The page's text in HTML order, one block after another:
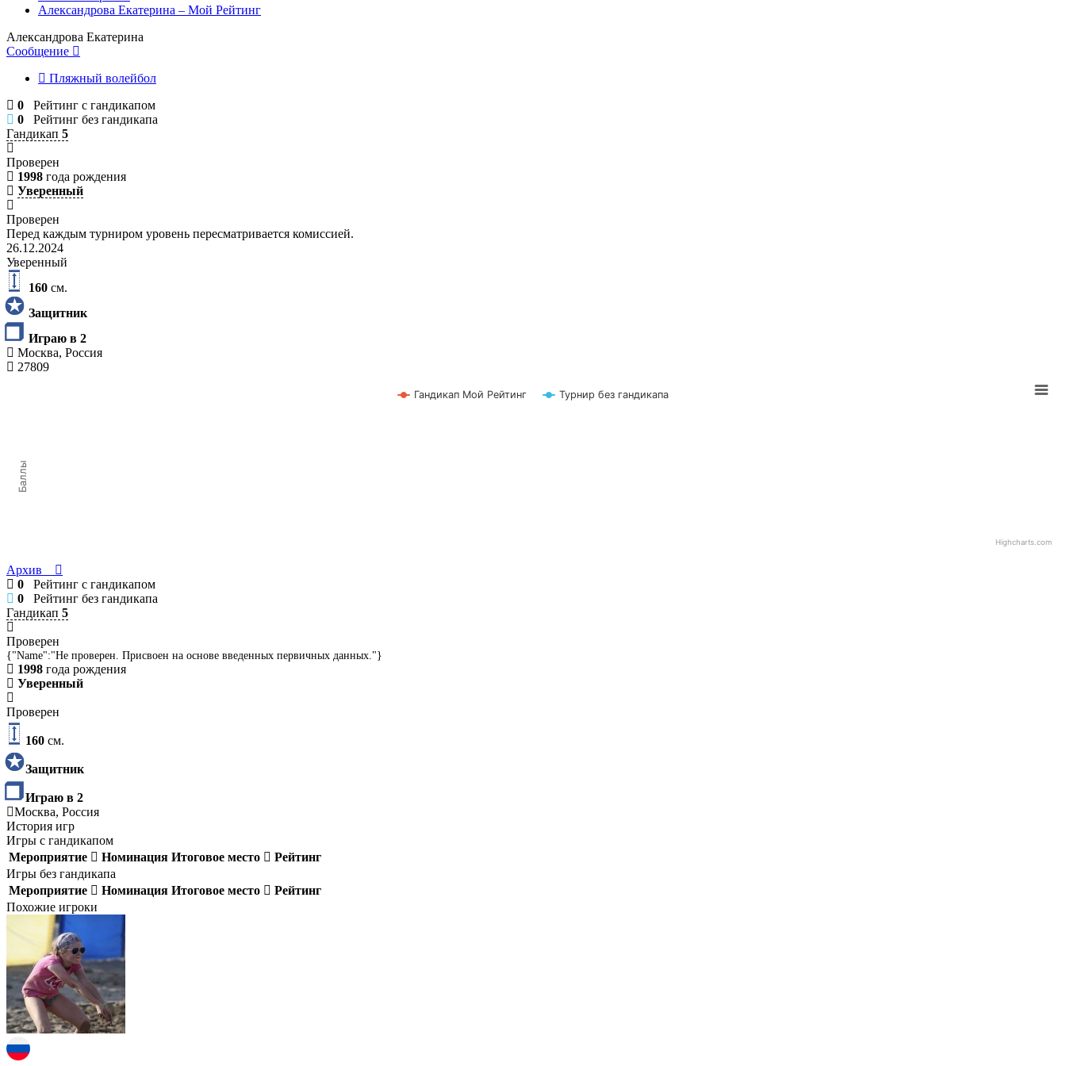
Александрова Екатерина – Мой Рейтинг
Александрова Екатерина
Сообщение
Пляжный волейбол
0 Рейтинг с гандикапом
0 Рейтинг без гандикапа
Гандикап 5
Проверен
1998 года рождения
Уверенный
Проверен
Перед каждым турниром уровень пересматривается комиссией.
26.12.2024
Уверенный
160 см.
Защитник
Играю в 2
Москва, Россия
27809
Баллы
Гандикап Мой Рейтинг Турнир без гандикапа
Highcharts.com
Архив
0 Рейтинг с гандикапом
0 Рейтинг без гандикапа
Гандикап 5
Проверен
{"Name":"Не проверен. Присвоен на основе введенных первичных данных."}
1998 года рождения
Уверенный
Проверен
160 см.
Защитник
Играю в 2
Москва, Россия
История игр
Игры с гандикапом
Мероприятие
Номинация Итоговое место
Рейтинг
Игры без гандикапа
Мероприятие
Номинация Итоговое место
Рейтинг
Похожие игроки